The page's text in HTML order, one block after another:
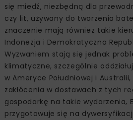
się miedź, niezbędną dla
czy lit, używany do tworzenia
znaczenie mają również takie
Indonezja i Demokratyczna
Wyzwaniem stają się jednak
klimatyczne, szczególnie
w Ameryce Południowej i
zakłócenia w dostawach z tych
gospodarkę na takie wydarzenia,
przygotowuje się na